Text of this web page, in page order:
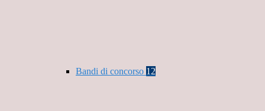
Bandi di concorso 12